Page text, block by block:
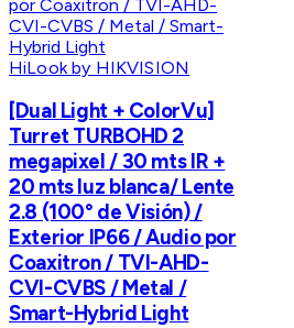
HiLook by HIKVISION
[Dual Light + ColorVu]
Turret TURBOHD 2
megapixel / 30 mts IR +
20 mts luz blanca/ Lente
2.8 (100° de Visión) /
Exterior IP66 / Audio por
Coaxitron / TVI-AHD-
CVI-CVBS / Metal /
Smart-Hybrid Light